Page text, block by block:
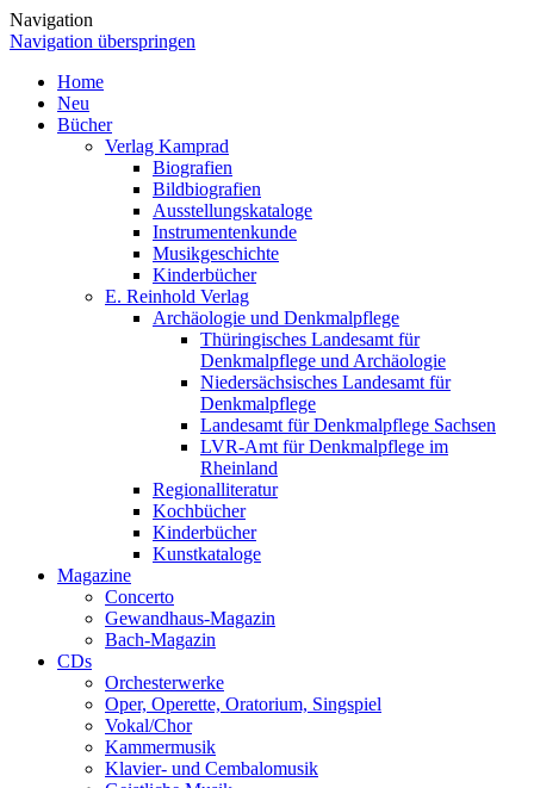
Navigation
Navigation überspringen
Home
Neu
Bücher
Verlag Kamprad
Biografien
Bildbiografien
Ausstellungskataloge
Instrumentenkunde
Musikgeschichte
Kinderbücher
E. Reinhold Verlag
Archäologie und Denkmalpflege
Thüringisches Landesamt für
Denkmalpflege und Archäologie
Niedersächsisches Landesamt für
Denkmalpflege
Landesamt für Denkmalpflege Sachsen
LVR-Amt für Denkmalpflege im
Rheinland
Regionalliteratur
Kochbücher
Kinderbücher
Kunstkataloge
Magazine
Concerto
Gewandhaus-Magazin
Bach-Magazin
CDs
Orchesterwerke
Oper, Operette, Oratorium, Singspiel
Vokal/Chor
Kammermusik
Klavier- und Cembalomusik